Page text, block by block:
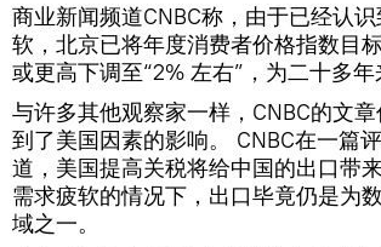
商业新闻频道CNBC称，由于已经认
软，北京已将年度消费者价格指数目
或更高下调至“2% 左右”，为二十多年
与许多其他观察家一样，CNBC的文
到了美国因素的影响。 CNBC在一篇
道，美国提高关税将给中国的出口带
需求疲软的情况下，出口毕竟仍是为
域之一。